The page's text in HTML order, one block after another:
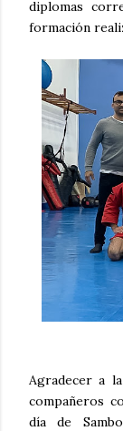
diplomas
formación
Agradecer a
compañeros
día de